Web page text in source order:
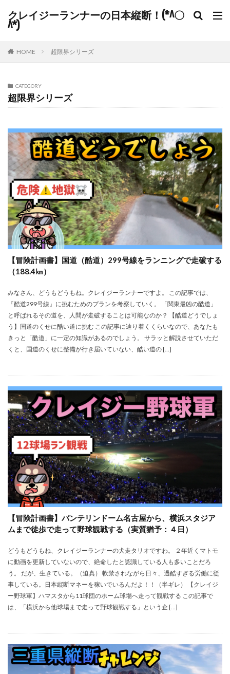
クレイジーランナーの日本縦断！(*^〇
^*)
HOME 超限界シリーズ
CATEGORY
超限界シリーズ
【冒険計画書】国道（酷道）299号線をランニングで走破する
（188.4㎞）
みなさん、どうもどうもね。クレイジーランナーですよ。 この記事では、
『酷道299号線』に挑むためのプランを考察していく。 「関東最凶の酷道」
と呼ばれるその道を、人間が走破することは可能なのか？ 【酷道どうでしょ
う】国道のくせに酷い道に挑む この記事に辿り着くくらいなので、あなたも
きっと「酷道」に一定の知識があるのでしょう。 サラッと解説させていただ
くと、国道のくせに整備が行き届いていない、酷い道の […]
【冒険計画書】バンテリンドーム名古屋から、横浜スタジア
ムまで徒歩で走って野球観戦する（実質猶予：４日）
どうもどうもね、クレイジーランナーの犬走タリオですわ。 ２年近くマトモ
に動画を更新していないので、絶命したと認識している人も多いことだろ
う。 だが、生きている。（迫真） 軟禁されながら日々、過酷すぎる労働に従
事している。日本縦断マネーを稼いでいるんだよ！！（半ギレ） 【クレイジ
ー野球軍】ハマスタから11球団のホーム球場へ走って観戦する この記事で
は、「横浜から他球場まで走って野球観戦する」という企 […]